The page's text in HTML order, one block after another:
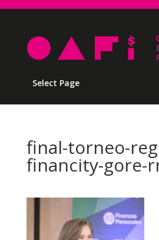
Select Page
final-torneo-
financity-gore-